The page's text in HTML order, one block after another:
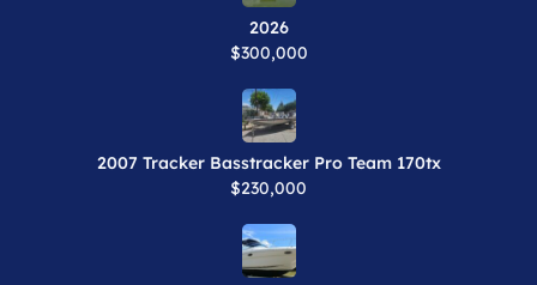
2026
$300,000
2007 Tracker Basstracker Pro Team 170tx
$230,000